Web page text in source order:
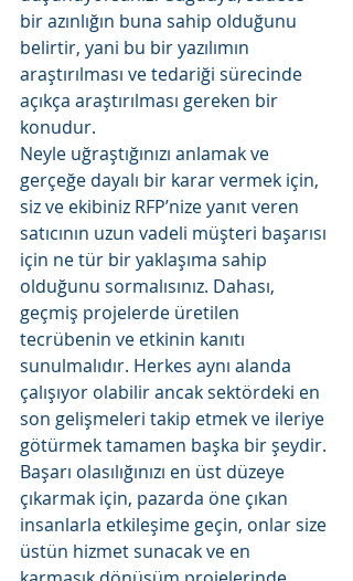
bir azınlığın buna sahip olduğunu
belirtir, yani bu bir yazılımın
araştırılması ve tedariği sürecinde
açıkça araştırılması gereken bir
konudur.
Neyle uğraştığınızı anlamak ve
gerçeğe dayalı bir karar vermek için,
siz ve ekibiniz RFP’nize yanıt veren
satıcının uzun vadeli müşteri başarısı
için ne tür bir yaklaşıma sahip
olduğunu sormalısınız. Dahası,
geçmiş projelerde üretilen
tecrübenin ve etkinin kanıtı
sunulmalıdır. Herkes aynı alanda
çalışıyor olabilir ancak sektördeki en
son gelişmeleri takip etmek ve ileriye
götürmek tamamen başka bir şeydir.
Başarı olasılığınızı en üst düzeye
çıkarmak için, pazarda öne çıkan
insanlarla etkileşime geçin, onlar size
üstün hizmet sunacak ve en